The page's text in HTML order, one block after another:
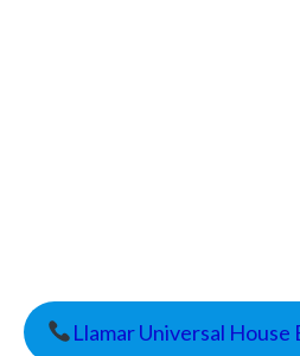
Llamar Universal